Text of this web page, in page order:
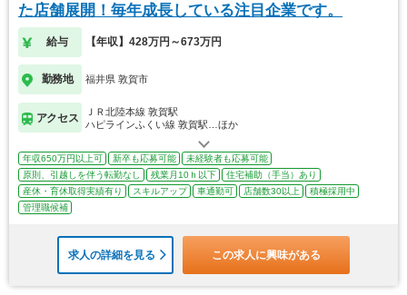
た店舗展開！毎年成長している注目企業です。
給与 【年収】428万円～673万円
勤務地 福井県 敦賀市
アクセス
ＪＲ北陸本線 敦賀駅
ハピラインふくい線 敦賀駅…ほか
年収650万円以上可 新卒も応募可能
未経験者も応募可能
原則、引越しを伴う転勤なし
残業月10ｈ以下
住宅補助（手当）あり
産休・育休取得実績有り
スキルアップ 車通勤可 店舗数30以上
積極採用中
管理職候補
求人の詳細を見る この求人に興味がある